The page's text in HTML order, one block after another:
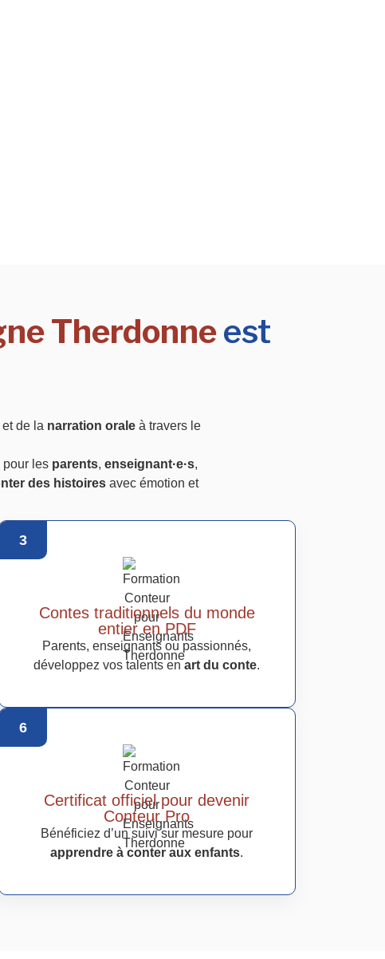
Therdonneest
de la narration oraleà travers le
pour les parents, enseignant·e·s,
des histoires avec émotion et
3
Contes traditionnels du monde
entier en PDF
Parents, enseignants ou passionnés,
développez vos talents enart du conte.
6
Certificat officiel pour devenir
Conteur Pro
Bénéficiez d’un suivi sur mesure pour
apprendre à conter aux enfants.